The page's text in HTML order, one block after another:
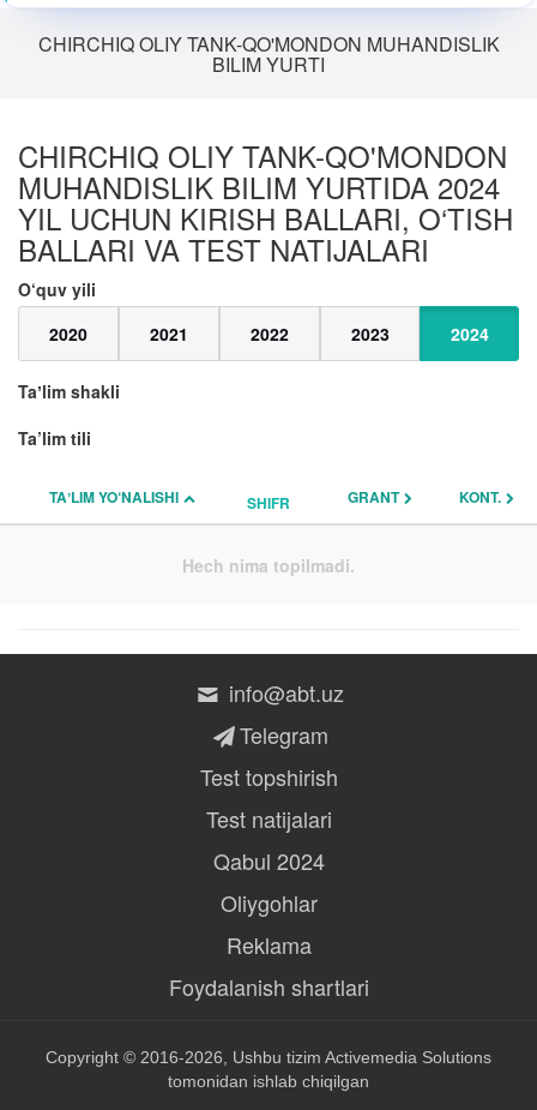
CHIRCHIQ OLIY TANK-QO'MONDON MUHANDISLIK
BILIM YURTI
CHIRCHIQ OLIY TANK-QO'MONDON
MUHANDISLIK BILIM YURTIDA 2024
YIL UCHUN KIRISH BALLARI, O‘TISH
BALLARI VA TEST NATIJALARI
O‘quv yili
2020
2021 2022 2023 2024
Taʼlim shakli
Ta’lim tili
TAʼLIM YO‘NALISHI SHIFR GRANT KONT.
Hech nima topilmadi.
info@abt.uz
Telegram
Test topshirish
Test natijalari
Qabul 2024
Oliygohlar
Reklama
Foydalanish shartlari
Copyright © 2016-2026, Ushbu tizim Activemedia Solutions
tomonidan ishlab chiqilgan